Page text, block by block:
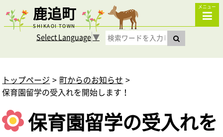
鹿追町
SHIKAOI TOWN
メニュー
Select Language▼
トップページ
町からのお知らせ
保育園留学の受入れを開始します！
保育園留学の受入れを